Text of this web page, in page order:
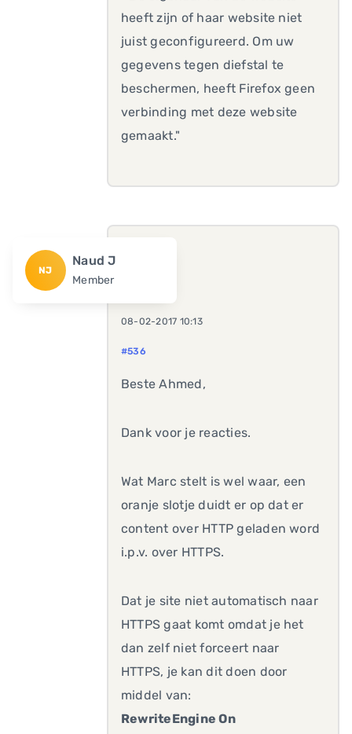
heeft zijn of haar website niet
juist geconfigureerd. Om uw
gegevens tegen diefstal te
beschermen, heeft Firefox geen
verbinding met deze website
gemaakt."
NJ
Naud J
Member
08-02-2017 10:13
#536
Beste Ahmed,
Dank voor je reacties.
Wat Marc stelt is wel waar, een
oranje slotje duidt er op dat er
content over HTTP geladen word
i.p.v. over HTTPS.
Dat je site niet automatisch naar
HTTPS gaat komt omdat je het
dan zelf niet forceert naar
HTTPS, je kan dit doen door
middel van:
RewriteEngine On